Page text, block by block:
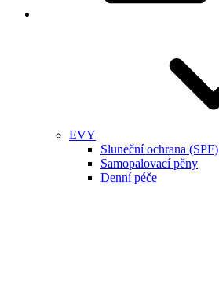
EVY
Sluneční ochrana (SPF)
Samopalovací pěny
Denní péče